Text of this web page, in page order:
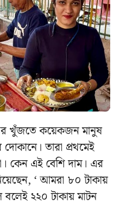
খুঁজতে কয়েকজন মানুষ
তারা প্রথমেই
কেন এই বেশি দাম। এর
‘ আমরা ৮০ টাকায়
বলেই ২২০ টাকায় মাটন